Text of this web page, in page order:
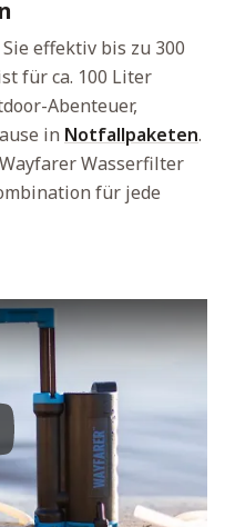
effektiv bis zu 300
für ca. 100 Liter
Abenteuer,
in Notfallpaketen.
Wasserfilter
für jede